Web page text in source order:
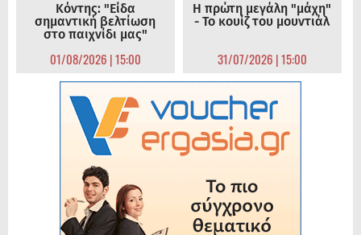
Κόντης: "Είδα
σημαντική βελτίωση
στο παιχνίδι μας"
01/08/2026 | 15:00
Η πρώτη μεγάλη "μάχη"
- Το κουίζ του μουντιάλ
31/07/2026 | 15:00